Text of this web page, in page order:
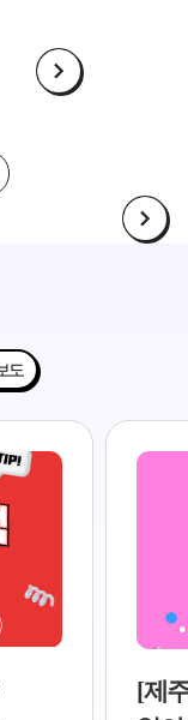
도
[제